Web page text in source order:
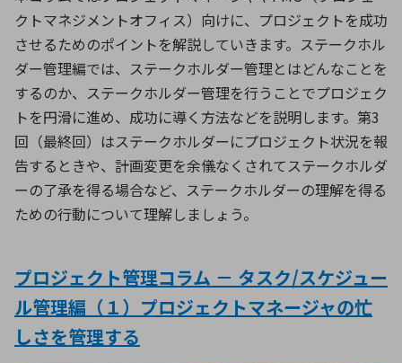
クトマネジメントオフィス）向けに、プロジェクトを成功
させるためのポイントを解説していきます。ステークホル
ダー管理編では、ステークホルダー管理とはどんなことを
するのか、ステークホルダー管理を行うことでプロジェク
トを円滑に進め、成功に導く方法などを説明します。第3
回（最終回）はステークホルダーにプロジェクト状況を報
告するときや、計画変更を余儀なくされてステークホルダ
ーの了承を得る場合など、ステークホルダーの理解を得る
ための行動について理解しましょう。
プロジェクト管理コラム － タスク/スケジュー
ル管理編（１）プロジェクトマネージャの忙
しさを管理する